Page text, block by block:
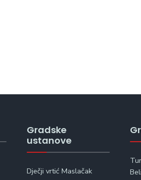
Gradske
ustanove
Dječji vrtić Maslačak